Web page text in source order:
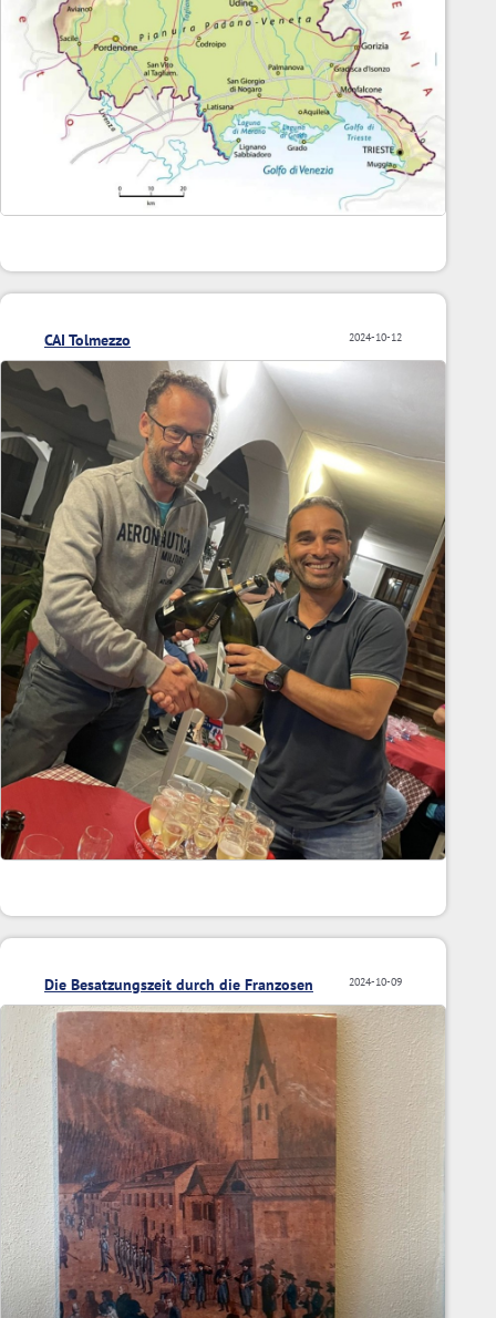
2024-10-12
CAI Tolmezzo
2024-10-09
Die Besatzungszeit durch die Franzosen